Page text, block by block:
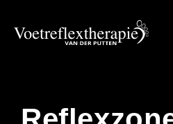
content